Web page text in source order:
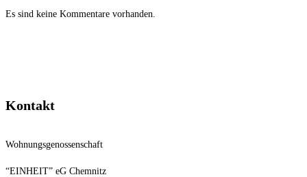
Es sind keine Kommentare vorhanden.
Kontakt
Wohnungsgenossenschaft
“EINHEIT” eG Chemnitz